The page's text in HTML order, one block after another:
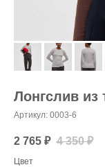
Лонгслив из
Артикул: 0003-6
2 765 ₽ 4 350 ₽
Цвет